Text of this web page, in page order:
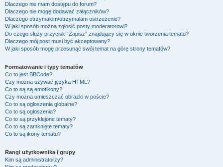
Dlaczego nie mam dostępu do forum?
Dlaczego nie mogę dodawać załączników?
Dlaczego otrzymałem/otrzymałam ostrzeżenie?
W jaki sposób można zgłosić posty moderatorowi?
Do czego służy przycisk “Zapisz” znajdujący się w oknie tworzenia tematu?
Dlaczego mój post musi być akceptowany?
W jaki sposób mogę przesunąć swój temat na górę strony tematów?
Formatowanie i typy tematów
Co to jest BBCode?
Czy można używać języka HTML?
Co to są są emotikony?
Czy można umieszczać obrazki w poście?
Co to są ogłoszenia globalne?
Co to są ogłoszenia?
Co to są przyklejone tematy?
Co to są zamknięte tematy?
Co to są ikony tematu?
Rangi użytkownika i grupy
Kim są administratorzy?